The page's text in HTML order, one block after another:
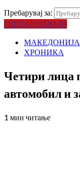
Пребарувај за:
ГЛЕДАЈ ОНЛАЈН
МАКЕДОНИЈА
ХРОНИКА
Четири лица
автомобил и
1 мин читање